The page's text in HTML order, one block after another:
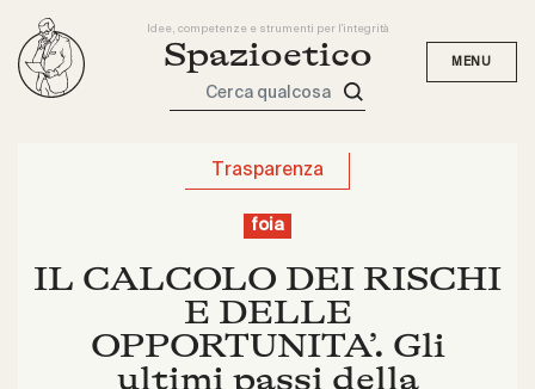
Idee, competenze e strumenti per l'integrità
Spazioetico
Cerca qualcosa
Trasparenza
foia
IL CALCOLO DEI RISCHI
E DELLE
OPPORTUNITA’. Gli
ultimi passi della